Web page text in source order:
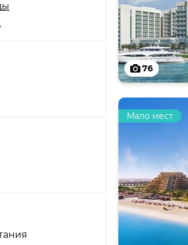
76
Мало мест